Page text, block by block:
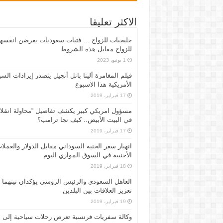
الاكثر تعليقا
خليجيات للزواج … فتيات سعوديات يعرضن
للزواج مقابل هذه الشروط
1 يونيو، 2023
فيلم المغامرة أليتا‭ ‬باتل أنجيل يتصدر إيرادات
الأمريكية هذا الاسبوع
17 فبراير، 2019
مسؤول امريكي كبير يكشف تفاصيل “محاولة
في البيت الأبيض.. كيف نجا ترامب؟
17 فبراير، 2019
انهيار سعر الجنيه السوداني مقابل الدولار
الأجنبية في السوق الموازي اليوم
18 فبراير، 2019
العاهل السعودي والرئيس الروسي يؤكدان نيتهما
تعزيز العلاقات بين البلدين
19 فبراير، 2019
وكالة سفريات فرنسية تعرض رحلات سياحية إلى